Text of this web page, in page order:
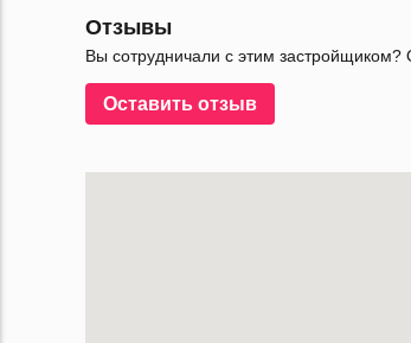
Отзывы
Вы сотрудничали с этим застройщиком?
Оставить отзыв